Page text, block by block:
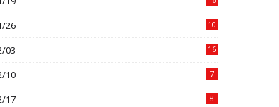
26 10
03 16
10 7
17 8